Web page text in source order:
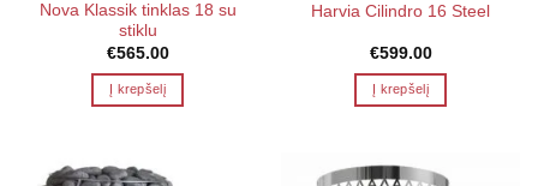
Nova Klassik tinklas 18 su
stiklu
€565.00
Į krepšelį
Harvia Cilindro 16 Steel
€599.00
Į krepšelį